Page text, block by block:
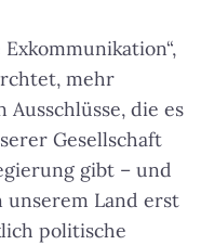
mehr
die es
Gesellschaft
gibt – und
unserem Land erst
politische